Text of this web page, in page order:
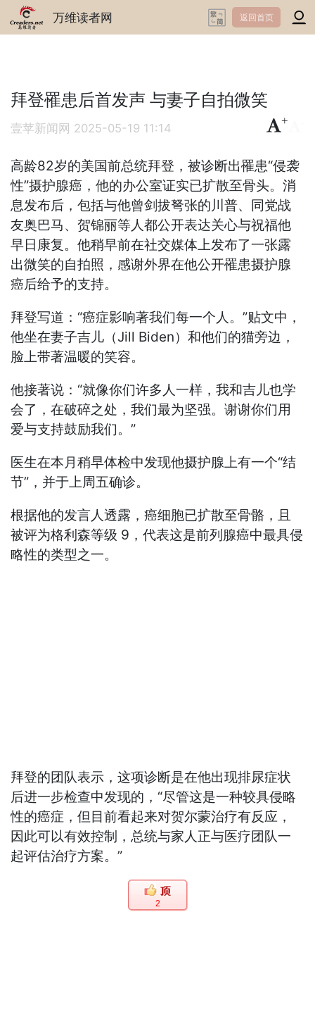
万维读者网 返回首页
拜登罹患后首发声 与妻子自拍微笑
壹苹新闻网 2025-05-19 11:14
+
高龄82岁的美国前总统拜登，被诊断出罹患“侵袭
性”摄护腺癌，他的办公室证实已扩散至骨头。消
息发布后，包括与他曾剑拔弩张的川普、同党战
友奥巴马、贺锦丽等人都公开表达关心与祝福他
早日康复。他稍早前在社交媒体上发布了一张露
出微笑的自拍照，感谢外界在他公开罹患摄护腺
癌后给予的支持。
拜登写道：“癌症影响著我们每一个人。”贴文中，
他坐在妻子吉儿（Jill Biden）和他们的猫旁边，
脸上带著温暖的笑容。
他接著说：“就像你们许多人一样，我和吉儿也学
会了，在破碎之处，我们最为坚强。谢谢你们用
爱与支持鼓励我们。”
医生在本月稍早体检中发现他摄护腺上有一个“结
节”，并于上周五确诊。
根据他的发言人透露，癌细胞已扩散至骨骼，且
被评为格利森等级 9，代表这是前列腺癌中最具侵
略性的类型之一。
拜登的团队表示，这项诊断是在他出现排尿症状
后进一步检查中发现的，“尽管这是一种较具侵略
性的癌症，但目前看起来对贺尔蒙治疗有反应，
因此可以有效控制，总统与家人正与医疗团队一
起评估治疗方案。”
2